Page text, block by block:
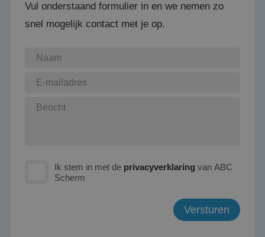
Vul onderstaand formulier in en we nemen zo
snel mogelijk contact met je op.
Ik stem in met de privacyverklaring van ABC
Scherm